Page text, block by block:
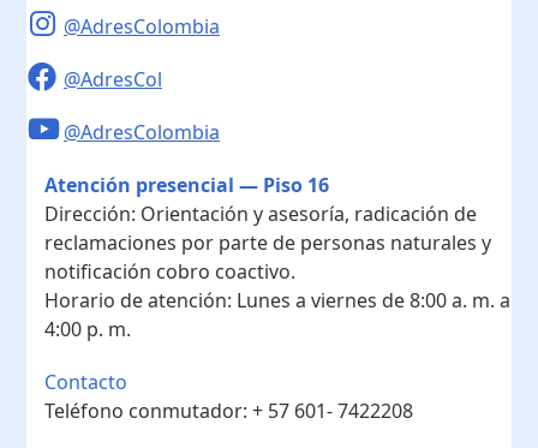
@AdresColombia
@AdresCol
@AdresColombia
Atención presencial — Piso 16
Dirección: Orientación y asesoría, radicación de
reclamaciones por parte de personas naturales y
notificación cobro coactivo.
Horario de atención: Lunes a viernes de 8:00 a. m. a
4:00 p. m.
Contacto
Teléfono conmutador: + 57 601- 7422208